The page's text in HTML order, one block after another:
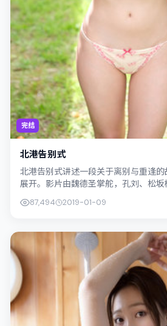
完结
北港告别式
北港告别式讲述一段关于离别与重逢
展开。影片由魏德圣掌舵，孔刘、松坂
87,494 2019-01-09